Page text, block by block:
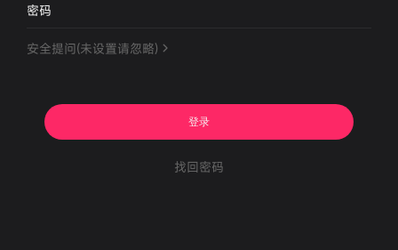
密码
安全提问(未设置请忽略)
登录
找回密码